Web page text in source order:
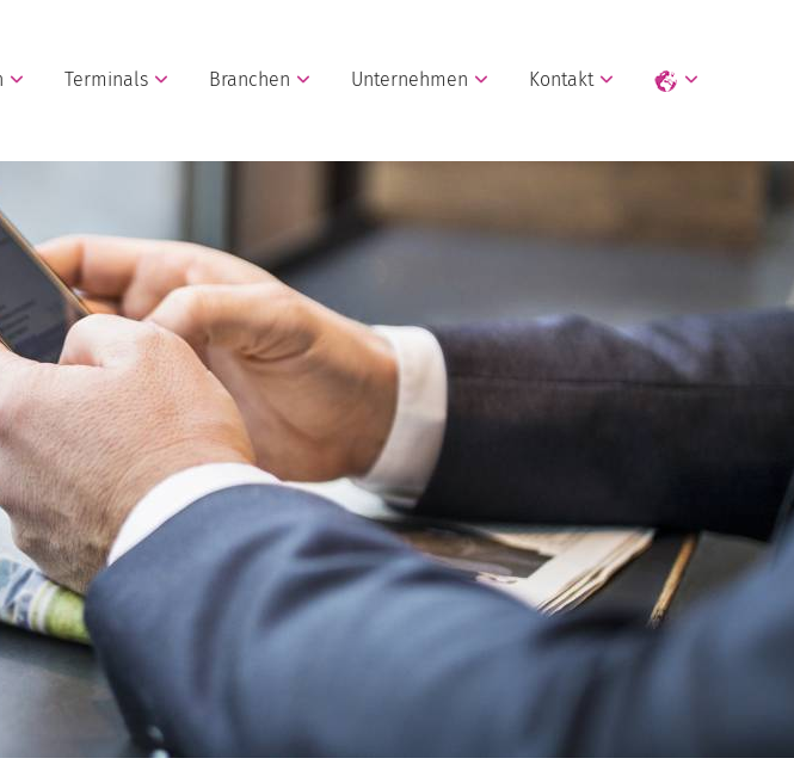
Terminals Branchen Unternehmen Kontakt